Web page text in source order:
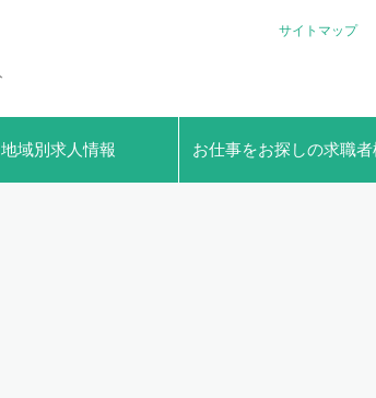
サイトマップ
地域別求人情報 お仕事をお探しの求職